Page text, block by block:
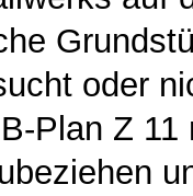
oder
Plan Z